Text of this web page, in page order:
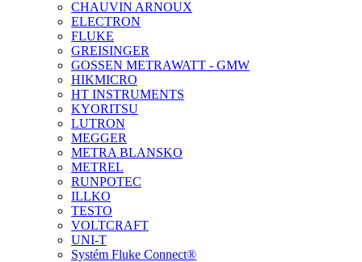
CHAUVIN ARNOUX
ELECTRON
FLUKE
GREISINGER
GOSSEN METRAWATT - GMW
HIKMICRO
HT INSTRUMENTS
KYORITSU
LUTRON
MEGGER
METRA BLANSKO
METREL
RUNPOTEC
ILLKO
TESTO
VOLTCRAFT
UNI-T
Systém Fluke Connect®